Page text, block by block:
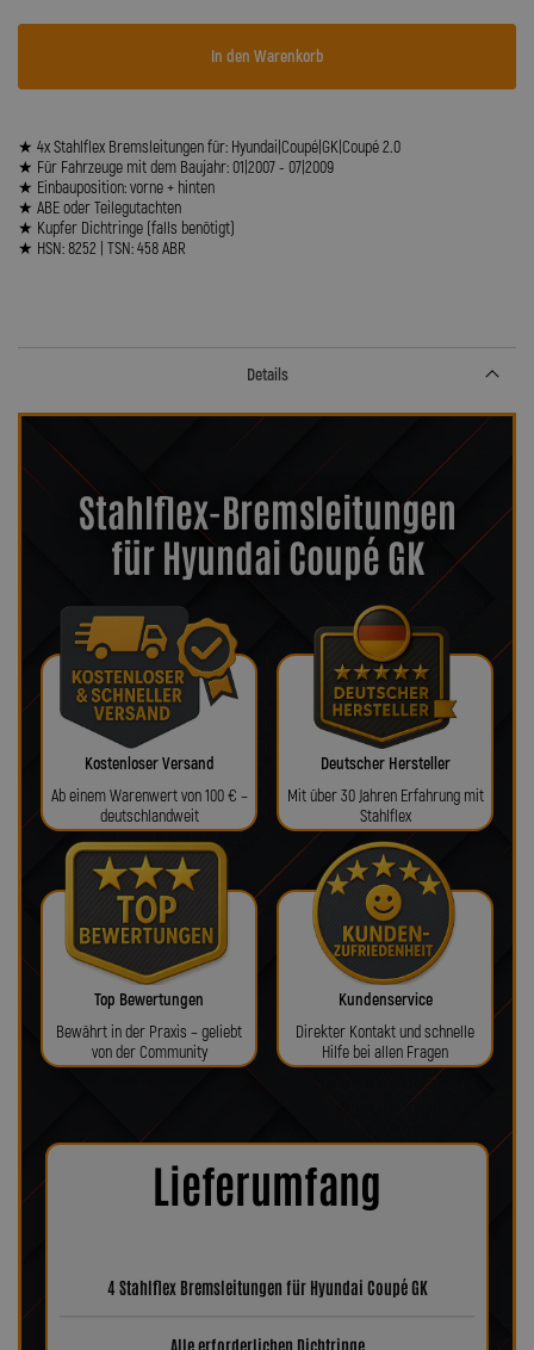
In den Warenkorb
★ 4x Stahlflex Bremsleitungen für: Hyundai|Coupé|GK|Coupé 2.0
★ Für Fahrzeuge mit dem Baujahr: 01|2007 - 07|2009
★ Einbauposition: vorne + hinten
★ ABE oder Teilegutachten
★ Kupfer Dichtringe (falls benötigt)
★ HSN: 8252 | TSN: 458 ABR
Details
Stahlflex-Bremsleitungen
für Hyundai Coupé GK
Kostenloser Versand
Ab einem Warenwert von 100 € –
deutschlandweit
Deutscher Hersteller
Mit über 30 Jahren Erfahrung mit
Stahlflex
Top Bewertungen
Bewährt in der Praxis – geliebt
von der Community
Kundenservice
Direkter Kontakt und schnelle
Hilfe bei allen Fragen
Lieferumfang
4 Stahlflex Bremsleitungen für Hyundai Coupé GK
Alle erforderlichen Dichtringe